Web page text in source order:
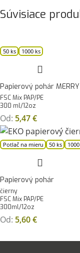
Súvisiace
50 ks 1000 ks
Papierový pohár MERRY
FSC Mix PAP/PE
300 ml/12oz
Od: 5,47€
Potlač na mieru 50 ks
Papierový pohár
čierny
FSC Mix PAP/PE
300ml/12oz
Od: 5,60€